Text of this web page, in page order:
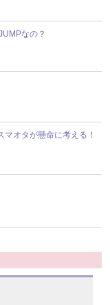
なの？
オタが懸命に考える！